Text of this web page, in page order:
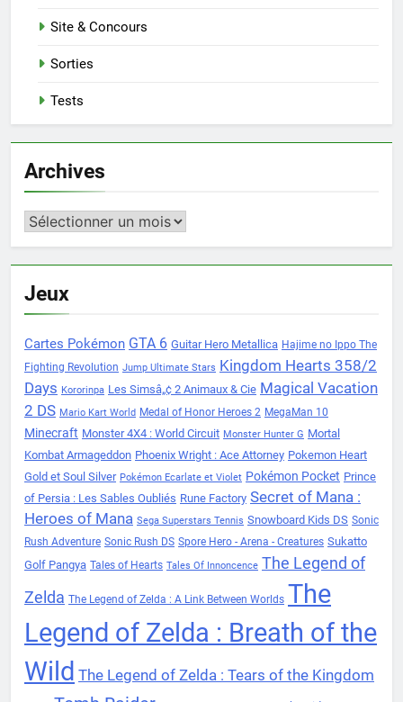
Site & Concours
Sorties
Tests
Archives
Archives
Jeux
Cartes Pokémon GTA 6 Guitar Hero Metallica Hajime no Ippo The
Fighting Revolution Jump Ultimate Stars Kingdom Hearts 358/2
Days Kororinpa Les Simsâ„¢ 2 Animaux & Cie Magical Vacation
2 DS Mario Kart World Medal of Honor Heroes 2 MegaMan 10
Minecraft Monster 4X4 : World Circuit Monster Hunter G Mortal
Kombat Armageddon Phoenix Wright : Ace Attorney Pokemon Heart
Gold et Soul Silver Pokémon Ecarlate et Violet Pokémon Pocket Prince
of Persia : Les Sables Oubliés Rune Factory Secret of Mana :
Heroes of Mana Sega Superstars Tennis Snowboard Kids DS Sonic
Rush Adventure Sonic Rush DS Spore Hero - Arena - Creatures Sukatto
Golf Pangya Tales of Hearts Tales Of Innoncence The Legend of
Zelda The Legend of Zelda : A Link Between Worlds The
Legend of Zelda : Breath of the
Wild The Legend of Zelda : Tears of the Kingdom